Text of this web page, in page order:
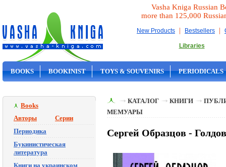
Vasha Kniga Russian
more than 125,000
New Products | Bestsellers |
Libraries
BOOKS BOOKINIST TOYS & SOUVENIRS PERIODICALS
Books
Авторы
Серии
Периодика
Букинистическая
литература
Книги на украинском
КАТАЛОГ КНИГИ
МЕМУАРЫ
Сергей Образцов -